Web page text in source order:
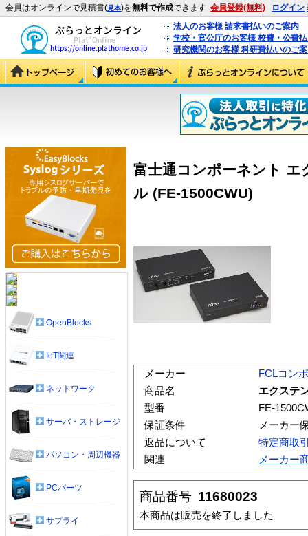
会員はオンラインで見積書(見本)を無料で作成できます 会員登録(無料) ログイン
法人のお客様 請求書払いのご案内
学校・官公庁のお客様 校費・公費
研究機関のお客様 科研費払いのご
富士通コンポーネント
ル (FE-1500CWU)
メーカー
FCLコン
商品名
エクステ
型番
FE-
保証条件
メーカー
返品について
特定商取
関連
メーカー
商品番号 11680023
本商品は販売を終了しました
OpenBlocks
IoT関連
ネットワーク
サーバ・ストレージ
パソコン・周辺機器
PCパーツ
サプライ